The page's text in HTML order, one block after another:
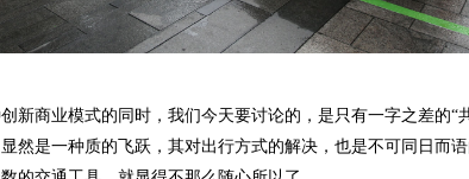
新商业模式的同时，我们今天要讨论的，是只有一字之差的“
然是一种质的飞跃，其对出行方式的解决，也是不可同日而